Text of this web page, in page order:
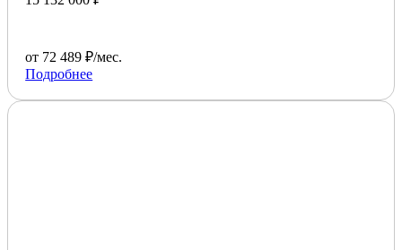
от 72 489 ₽/мес.
Подробнее